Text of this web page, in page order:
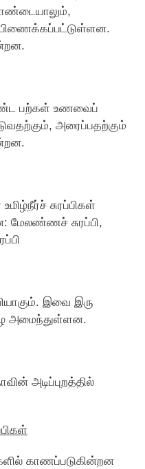
பிணைக்கப்பட்டுள்ளன.
பற்கள் உணவைப்
அரைப்பதற்கும்
சுரப்பிகள்
மேலண்ணச் சுரப்பி,
இவை இரு
அமைந்துள்ளன.
அடிப்புறத்தில்
காணப்படுகின்றன